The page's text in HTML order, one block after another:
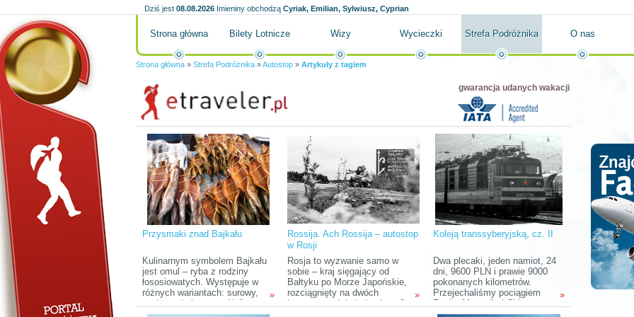
Dziś jest 08.08.2026 Imieniny obchodzą Cyriak, Emilian, Sylwiusz, Cyprian
Strona główna Bilety Lotnicze Wizy Wycieczki Strefa Podróżnika O nas
Strona główna » Strefa Podróżnika »Autostop » Artykuły z tagiem
gwarancja udanych wakacji
Przysmaki znad Bajkału
Kulinarnym symbolem Bajkału
jest omul – ryba z rodziny
łososiowatych. Występuje w
różnych wariantach: surowy,
wędzony i pieczony. Najlepszy
jest grillowany, tzw. горячего
»
Rossija. Ach Rossija – autostop
w Rosji
Rosja to wyzwanie samo w
sobie – kraj sięgający od
Bałtyku po Morze Japońskie,
rozciągnięty na dwóch
kontynentach i obejmujący 9
»
Koleją transsyberyjską, cz. II
Dwa plecaki, jeden namiot, 24
dni, 9600 PLN i prawie 9000
pokonanych kilometrów.
Przejechaliśmy pociągiem
Rosję, Mongolię i Chiny,
odwiedzając ciekawe miejsca
»